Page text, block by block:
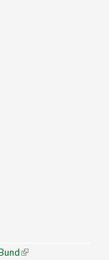
external)
(link is